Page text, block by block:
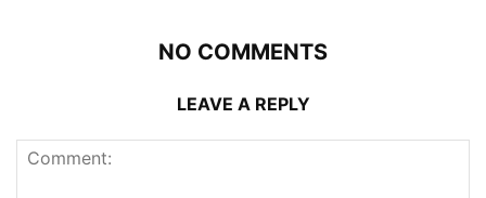
NO COMMENTS
LEAVE A REPLY